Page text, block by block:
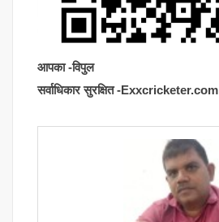
आपका -विपुल
सर्वाधिकार सुरक्षित -Exxcricketer.com